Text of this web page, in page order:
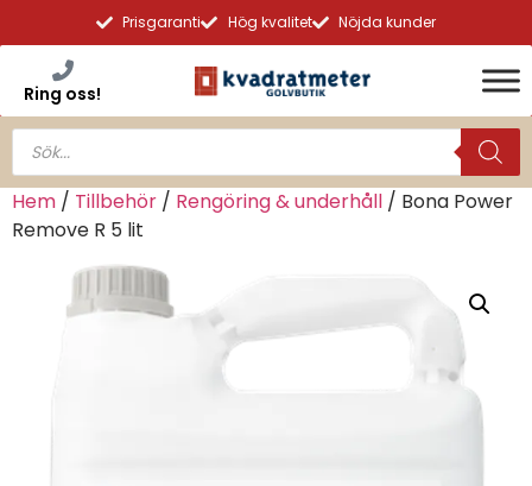
Prisgaranti Hög kvalitet Nöjda kunder
Ring oss!
Hem / Tillbehör / Rengöring & underhåll / Bona Power
Remove R 5 lit